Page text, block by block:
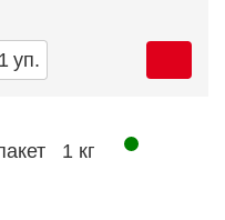
уп.
1 кг